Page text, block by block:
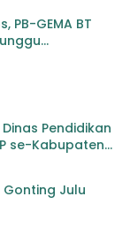
PB-GEMA BT
Bertindak
Pendidikan
se-Kabupaten
Gonting Julu